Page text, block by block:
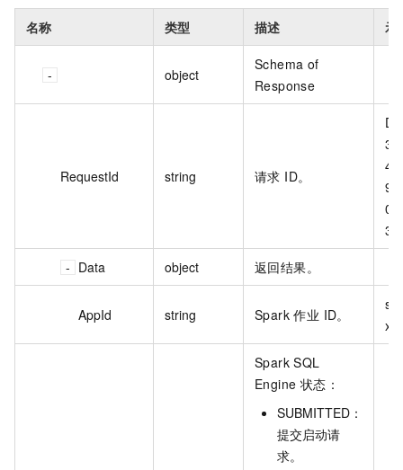
名称 类型 描述 示
object
Schema of
Response
RequestId string 请求 ID。
Data object 返回结果。
AppId string Spark 作业 ID。
xx
Spark SQL
Engine 状态：
SUBMITTED：
提交启动请
求。